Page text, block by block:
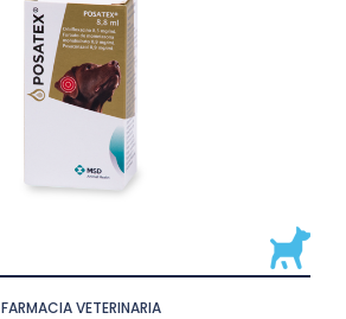
FARMACIA VETERINARIA